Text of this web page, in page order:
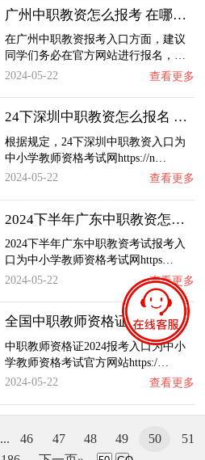
广州中职教资怎么报考 在哪里报考？
在广州中职教资报考入口方面，建议
同学们务必在官方网站进行报名，…
2024-05-22
查看更多
24下深圳中职教资怎么报名 具体考试时间是？…
根据规定，24下深圳中职教资入口为
中小学教师资格考试网https://n…
2024-05-22
查看更多
2024下半年广东中职教资怎么报考的 什么时候…
2024下半年广东中职教资考试报考入
口为中小学教师资格考试网https…
2024-05-22
查看更多
全国中职教师资格证报名入口官网2024（附全年…
中职教师资格证2024报考入口为中小
学教师资格考试官方网站https:/…
2024-05-22
查看更多
... 46 47 48 49 50
51